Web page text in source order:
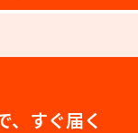
、すぐ届く